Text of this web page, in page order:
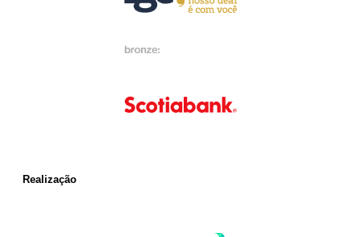
Realização